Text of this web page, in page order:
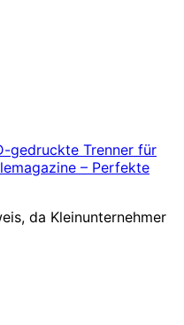
gedruckte Trenner für
– Perfekte
da Kleinunternehmer